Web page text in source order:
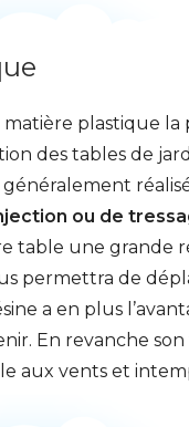
matière plastique la
des tables de
ou de
table une grande
permettra de
a en plus
En revanche son
aux vents et